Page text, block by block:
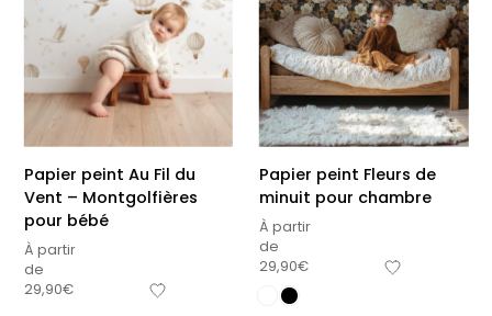
Papier peint Au Fil du
Vent – Montgolfières
pour bébé
À partir
de
29,90€
Papier peint Fleurs de
minuit pour chambre
À partir
de
29,90€